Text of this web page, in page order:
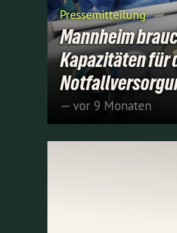
Pressemitteilung
Mannheim
Kapazitäten für
— vor 9 Monaten